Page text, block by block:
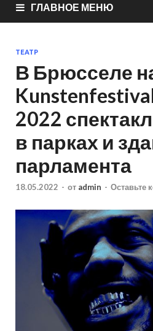
ГЛАВНОЕ МЕНЮ
ТЕАТР
В Брюсселе
2022
в парках и
парламента
18.05.2022 - от admin - Оставьте